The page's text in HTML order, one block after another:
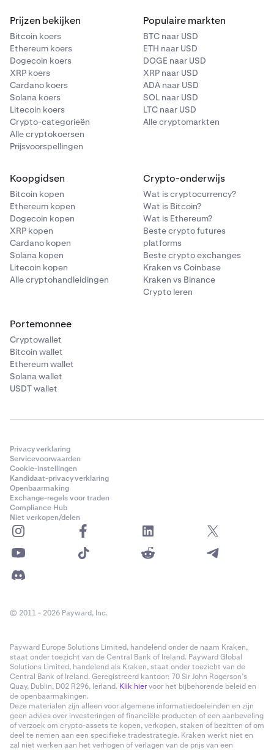
Prijzen bekijken
Bitcoin koers
Ethereum koers
Dogecoin koers
XRP koers
Cardano koers
Solana koers
Litecoin koers
Crypto-categorieën
Alle cryptokoersen
Prijsvoorspellingen
Populaire markten
BTC naar USD
ETH naar USD
DOGE naar USD
XRP naar USD
ADA naar USD
SOL naar USD
LTC naar USD
Alle cryptomarkten
Koopgidsen
Bitcoin kopen
Ethereum kopen
Dogecoin kopen
XRP kopen
Cardano kopen
Solana kopen
Litecoin kopen
Alle cryptohandleidingen
Crypto-onderwijs
Wat is cryptocurrency?
Wat is Bitcoin?
Wat is Ethereum?
Beste crypto futures
platforms
Beste crypto exchanges
Kraken vs Coinbase
Kraken vs Binance
Crypto leren
Portemonnee
Cryptowallet
Bitcoin wallet
Ethereum wallet
Solana wallet
USDT wallet
Privacyverklaring
Servicevoorwaarden
Cookie-instellingen
Kandidaat-privacyverklaring
Openbaarmaking
Exchange-regels voor traden
Compliance Hub
Niet verkopen/delen
© 2011 - 2026 Payward, Inc.
Payward Europe Solutions Limited, handelend onder de naam Kraken,
staat onder toezicht van de Central Bank of Ireland. Payward Global
Solutions Limited, handelend als Kraken, staat onder toezicht van de
Central Bank of Ireland. Geregistreerd kantoor: 70 Sir John Rogerson’s
Quay, Dublin, D02 R296, Ierland. Klik hiervoor het bijbehorende beleid en
de openbaarmakingen.
Deze materialen zijn alleen voor algemene informatiedoeleinden en zijn
geen advies over investeringen of financiële producten of een aanbeveling
of verzoek om crypto-assets te kopen, verkopen, staken of bezitten of om
deel te nemen aan een specifieke tradestrategie. Kraken werkt niet en
zal niet werken aan het verhogen of verlagen van de prijs van een